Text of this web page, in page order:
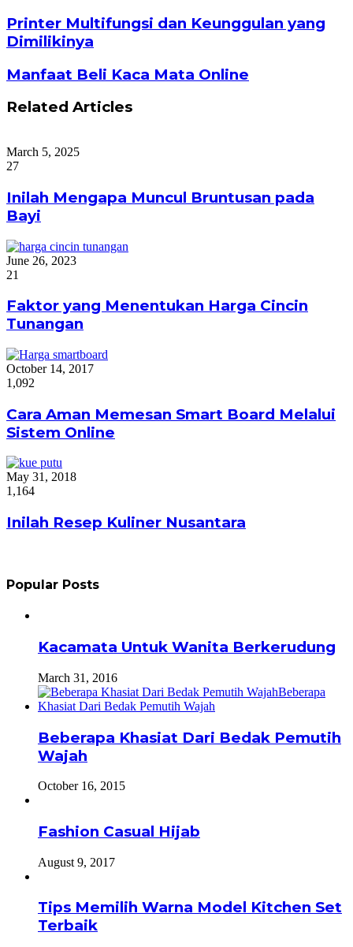
Printer Multifungsi dan Keunggulan yang
Dimilikinya
Manfaat Beli Kaca Mata Online
Related Articles
March 5, 2025
27
Inilah Mengapa Muncul Bruntusan pada
Bayi
June 26, 2023
21
Faktor yang Menentukan Harga Cincin
Tunangan
October 14, 2017
1,092
Cara Aman Memesan Smart Board Melalui
Sistem Online
May 31, 2018
1,164
Inilah Resep Kuliner Nusantara
Popular Posts
Kacamata Untuk Wanita Berkerudung
March 31, 2016
Beberapa Khasiat Dari Bedak Pemutih
Wajah
October 16, 2015
Fashion Casual Hijab
August 9, 2017
Tips Memilih Warna Model Kitchen Set
Terbaik